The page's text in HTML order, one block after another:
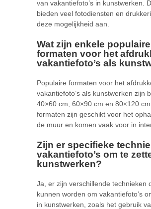
van vakantiefoto’s in kunstwerken.
bieden veel fotodiensten en
deze mogelijkheid aan.
Wat zijn enkele populaire
formaten voor het
vakantiefoto’s als
Populaire formaten voor het
vakantiefoto’s als kunstwerken zijn
40×60 cm, 60×90 cm en 80×120
formaten zijn geschikt voor het
de muur en komen vaak voor in
Zijn er specifieke
vakantiefoto’s om te
kunstwerken?
Ja, er zijn verschillende technieken
kunnen worden om vakantiefoto’s
in kunstwerken, zoals het gebruik